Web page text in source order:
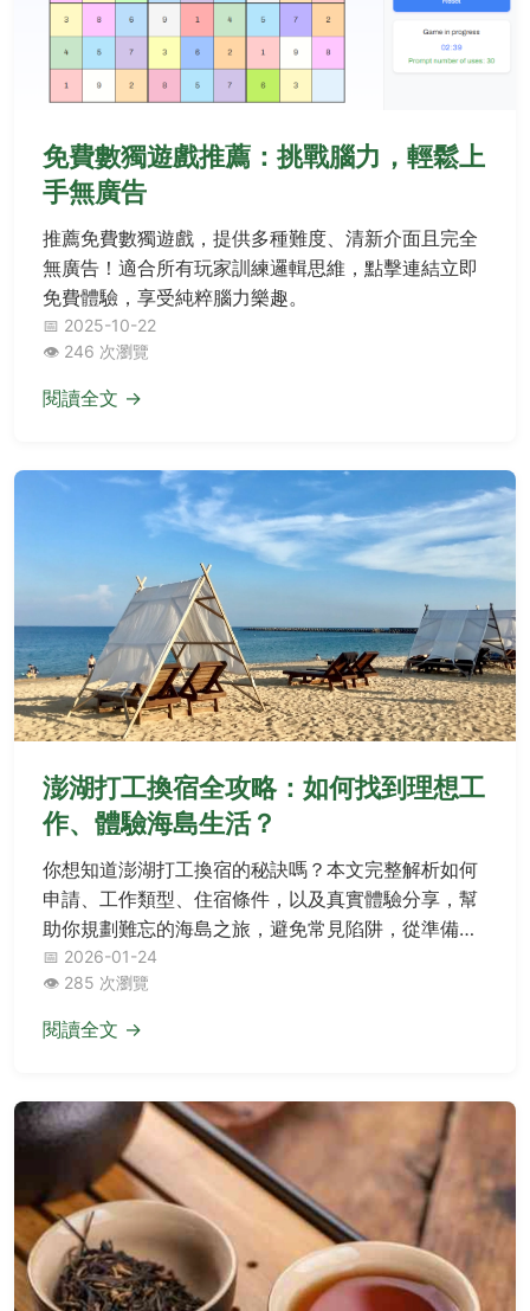
免費數獨遊戲推薦：挑戰腦力，輕鬆上
手無廣告
推薦免費數獨遊戲，提供多種難度、清新介面且完全
無廣告！適合所有玩家訓練邏輯思維，點擊連結立即
免費體驗，享受純粹腦力樂趣。
📅 2025-10-22
👁️ 246 次瀏覽
閱讀全文 →
澎湖打工換宿全攻略：如何找到理想工
作、體驗海島生活？
你想知道澎湖打工換宿的秘訣嗎？本文完整解析如何
申請、工作類型、住宿條件，以及真實體驗分享，幫
助你規劃難忘的海島之旅，避免常見陷阱，從準備到
回顧一站式指南。
📅 2026-01-24
👁️ 285 次瀏覽
閱讀全文 →